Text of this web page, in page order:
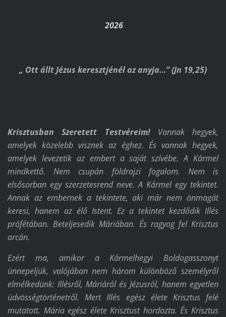
2026
„ Ott állt Jézus keresztjénél az anyja…” (Jn 19,25)
Krisztusban Szeretett Testvéreim!Vannak hegyek,
amelyek közelebb visznek az éghez. És vannak hegyek,
amelyek levezetik az embert a saját szívébe. A Kármel
mindkettő. Nem csupán földrajzi fogalom. Nem is
elsősorban egy szerzetesrend neve. A Kármel egy tekintet.
Annak az embernek a tekintete, aki már nem önmagát
keresi, hanem az élő Istent. Ez a tekintet kezdődik Illés
prófétában. Beteljesedik Máriában. És ragyog fel Krisztus
arcán.
Ezért ma, amikor a Kármelhegyi Boldogasszonyt
ünnepeljük, valójában nem három különböző személyről
elmélkedünk: Illésről, Máriáról és Jézusról, hanem egyetlen
üdvösségtörténetről. Mert Illés egész élete Krisztus felé
mutatott. Mária egész élete Krisztust hordozta. És Krisztus